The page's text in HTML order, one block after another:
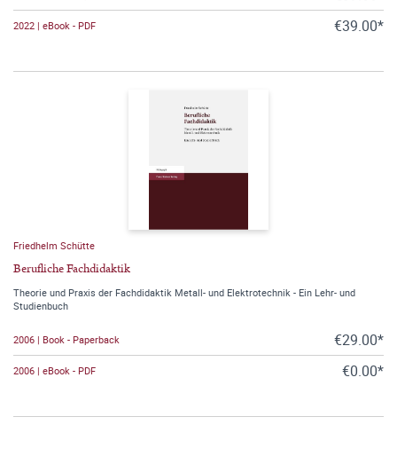
2022 | eBook - PDF €39.00*
Friedhelm Schütte
Berufliche Fachdidaktik
Theorie und Praxis der Fachdidaktik Metall- und Elektrotechnik - Ein Lehr- und
Studienbuch
2006 | Book - Paperback €29.00*
2006 | eBook - PDF €0.00*